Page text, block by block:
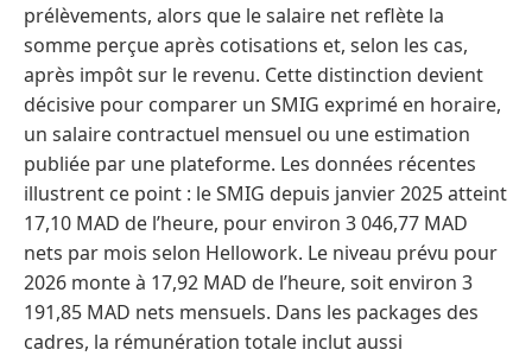
prélèvements, alors que le salaire net reflète la
somme perçue après cotisations et, selon les cas,
après impôt sur le revenu. Cette distinction devient
décisive pour comparer un SMIG exprimé en horaire,
un salaire contractuel mensuel ou une estimation
publiée par une plateforme. Les données récentes
illustrent ce point : le SMIG depuis janvier 2025 atteint
17,10 MAD de l’heure, pour environ 3 046,77 MAD
nets par mois selon Hellowork. Le niveau prévu pour
2026 monte à 17,92 MAD de l’heure, soit environ 3
191,85 MAD nets mensuels. Dans les packages des
cadres, la rémunération totale inclut aussi